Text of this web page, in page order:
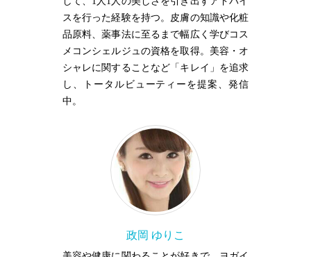
スを行った経験を持つ。皮膚の知識や化粧
品原料、薬事法に至るまで幅広く学びコス
メコンシェルジュの資格を取得。美容・オ
シャレに関することなど「キレイ」を追求
し、トータルビューティーを提案、発信
中。
政岡 ゆりこ